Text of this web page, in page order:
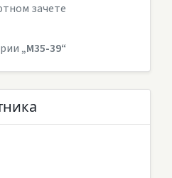
зачете
„M35-39“